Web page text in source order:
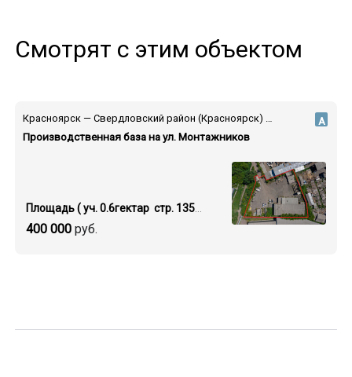
Смотрят с этим объектом
Красноярск — Свердловский район (Красноярск) — ул. Монтажников
Производственная база на ул. Монтажников
А
400 000руб.
Площадь ( уч. 0.6гектар стр. 1357 кв.м.)